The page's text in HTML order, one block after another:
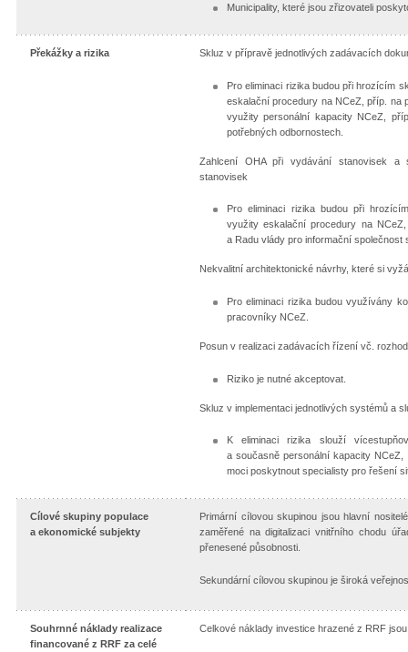
Municipality, které jsou zřizovateli
Překážky a rizika Skluz v přípravě jednotlivých zadávacích
Pro eliminaci rizika budou při hrozícím
eskalační procedury na NCeZ, příp. na
využity personální kapacity NCeZ,
potřebných odbornostech.
Zahlcení OHA při vydávání stanovisek
stanovisek
Pro eliminaci rizika budou při
využity eskalační procedury na
a Radu vlády pro informační
Nekvalitní architektonické návrhy, které si
Pro eliminaci rizika budou využívány
pracovníky NCeZ.
Posun v realizaci zadávacích řízení vč.
Riziko je nutné akceptovat.
Skluz v implementaci jednotlivých systémů a
K eliminaci rizika slouží
a současně personální kapacity
moci poskytnout specialisty pro řešení
Cílové skupiny populace
a ekonomické subjekty
Primární cílovou skupinou jsou hlavní
zaměřené na digitalizaci vnitřního chodu
přenesené působnosti.
Sekundární cílovou skupinou je široká
Souhrnné náklady realizace
financované z RRF za celé
Celkové náklady investice hrazené z RRF